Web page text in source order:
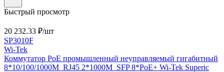
Быстрый просмотр
20 232.33 ₽/шт
SP3010F
Wi-Tek
Коммутатор PoE промышленный неуправляемый гигабитный
8*10/100/1000M_RJ45 2*1000M_SFP 8*PoE+ Wi-Tek Superic